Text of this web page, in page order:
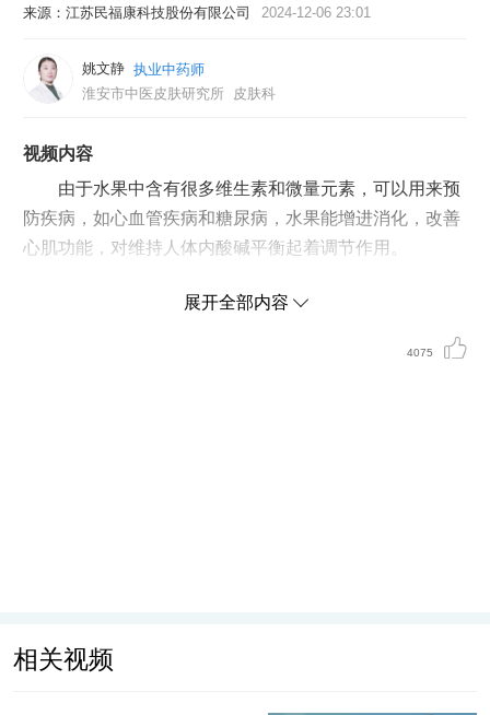
来源： 江苏民福康科技股份有限公司 2024-12-06 23:01
姚文静 执业中药师
淮安市中医皮肤研究所
皮肤科
视频内容
由于水果中含有很多维生素和微量元素，可以用来预
防疾病，如心血管疾病和糖尿病，水果能增进消化，改善
心肌功能，对维持人体内酸碱平衡起着调节作用。
有些水果中含有丰富的食物纤维，有助于促进身体的
新陈代谢以及帮助控制食欲，有减肥瘦身的功效。水果中
含有丰富的抗氧化物质、维生素E和微量元素，可以滋养
展开全部内容
4075
相关视频